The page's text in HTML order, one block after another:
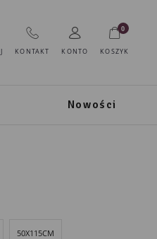
KONTAKT KONTO KOSZYK
0
Nowości
50X115CM